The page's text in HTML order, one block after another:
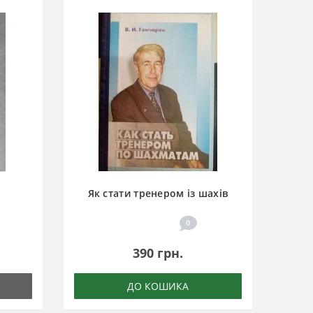
Як стати тренером із шахів
0
390 грн.
ДО КОШИКА